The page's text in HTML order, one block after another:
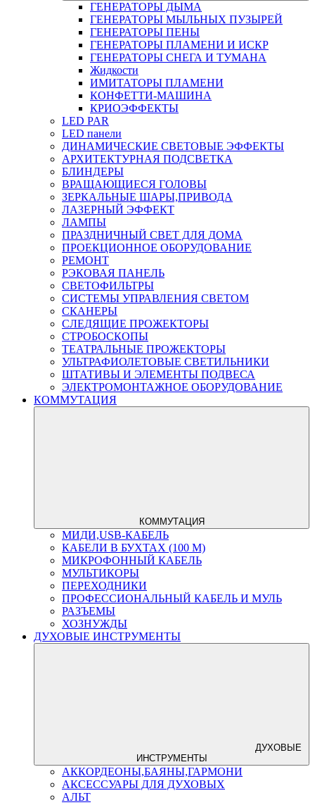
ГЕНЕРАТОРЫ ДЫМА
ГЕНЕРАТОРЫ МЫЛЬНЫХ ПУЗЫРЕЙ
ГЕНЕРАТОРЫ ПЕНЫ
ГЕНЕРАТОРЫ ПЛАМЕНИ И ИСКР
ГЕНЕРАТОРЫ СНЕГА И ТУМАНА
Жидкости
ИМИТАТОРЫ ПЛАМЕНИ
КОНФЕТТИ-МАШИНА
КРИОЭФФЕКТЫ
LED PAR
LED панели
ДИНАМИЧЕСКИЕ СВЕТОВЫЕ ЭФФЕКТЫ
АРХИТЕКТУРНАЯ ПОДСВЕТКА
БЛИНДЕРЫ
ВРАЩАЮЩИЕСЯ ГОЛОВЫ
ЗЕРКАЛЬНЫЕ ШАРЫ,ПРИВОДА
ЛАЗЕРНЫЙ ЭФФЕКТ
ЛАМПЫ
ПРАЗДНИЧНЫЙ СВЕТ ДЛЯ ДОМА
ПРОЕКЦИОННОЕ ОБОРУДОВАНИЕ
РЕМОНТ
РЭКОВАЯ ПАНЕЛЬ
СВЕТОФИЛЬТРЫ
СИСТЕМЫ УПРАВЛЕНИЯ СВЕТОМ
СКАНЕРЫ
СЛЕДЯЩИЕ ПРОЖЕКТОРЫ
СТРОБОСКОПЫ
ТЕАТРАЛЬНЫЕ ПРОЖЕКТОРЫ
УЛЬТРАФИОЛЕТОВЫЕ СВЕТИЛЬНИКИ
ШТАТИВЫ И ЭЛЕМЕНТЫ ПОДВЕСА
ЭЛЕКТРОМОНТАЖНОЕ ОБОРУДОВАНИЕ
КОММУТАЦИЯ
КОММУТАЦИЯ
МИДИ,USB-КАБЕЛЬ
КАБЕЛИ В БУХТАХ (100 М)
МИКРОФОННЫЙ КАБЕЛЬ
МУЛЬТИКОРЫ
ПЕРЕХОДНИКИ
ПРОФЕССИОНАЛЬНЫЙ КАБЕЛЬ И МУЛЬ
РАЗЪЕМЫ
ХОЗНУЖДЫ
ДУХОВЫЕ ИНСТРУМЕНТЫ
ДУХОВЫЕ
ИНСТРУМЕНТЫ
АККОРДЕОНЫ,БАЯНЫ,ГАРМОНИ
АКСЕССУАРЫ ДЛЯ ДУХОВЫХ
АЛЬТ